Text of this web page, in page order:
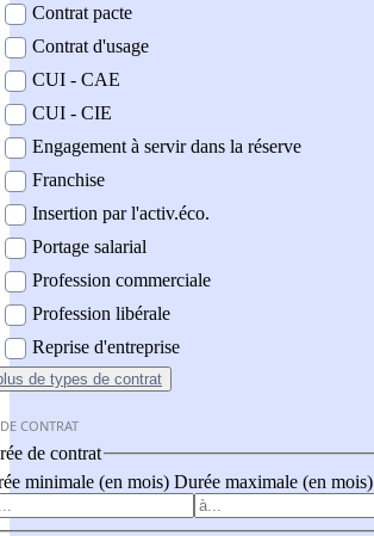
Contrat pacte
Contrat d'usage
CUI - CAE
CUI - CIE
Engagement à servir dans la réserve
Franchise
Insertion par l'activ.éco.
Portage salarial
Profession commerciale
Profession libérale
Reprise d'entreprise
de types de contrat
CONTRAT
de contrat
minimale (en mois) Durée maximale (en mois)